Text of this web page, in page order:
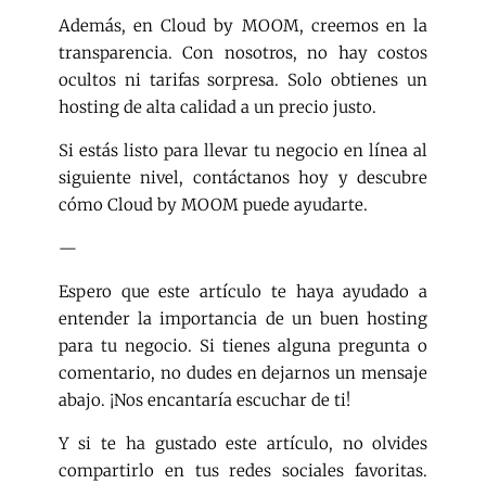
Además, en Cloud by MOOM, creemos en la
transparencia. Con nosotros, no hay costos
ocultos ni tarifas sorpresa. Solo obtienes un
hosting de alta calidad a un precio justo.
Si estás listo para llevar tu negocio en línea al
siguiente nivel, contáctanos hoy y descubre
cómo Cloud by MOOM puede ayudarte.
—
Espero que este artículo te haya ayudado a
entender la importancia de un buen hosting
para tu negocio. Si tienes alguna pregunta o
comentario, no dudes en dejarnos un mensaje
abajo. ¡Nos encantaría escuchar de ti!
Y si te ha gustado este artículo, no olvides
compartirlo en tus redes sociales favoritas.